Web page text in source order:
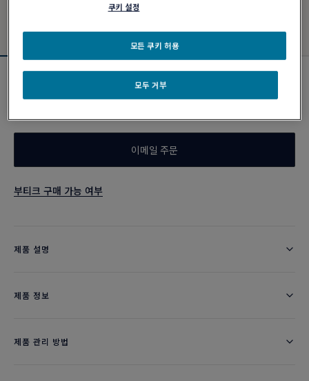
₩ 500,000
이메일 주문
부티크 구매 가능 여부
제품 설명
제품 정보
제품 관리 방법
쿠키 설정
모두 거부
모든 쿠키 허용